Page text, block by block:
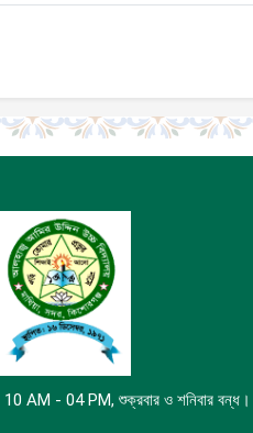
- 10 AM - 04 PM, শুক্রবার ও শনিবার বন্ধ।